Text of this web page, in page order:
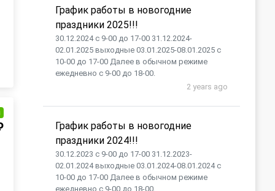
График работы в новогодние
праздники 2025!!!
30.12.2024 с 9-00 до 17-00 31.12.2024-
02.01.2025 выходные 03.01.2025-08.01.2025 с
10-00 до 17-00 Далее в обычном режиме
ежедневно с 9-00 до 18-00.
2 years ago
График работы в новогодние
праздники 2024!!!
30.12.2023 с 9-00 до 17-00 31.12.2023-
02.01.2024 выходные 03.01.2024-08.01.2024 с
10-00 до 17-00 Далее в обычном режиме
ежедневно с 9-00 до 18-00.